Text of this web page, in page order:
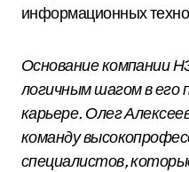
информационных
Основание компании
логичным шагом в его
карьере. Олег
команду
специалистов,